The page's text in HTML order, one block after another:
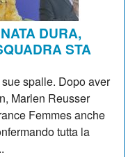
DURA,
STA
spalle. Dopo aver
Marlen Reusser
Femmes anche
tutta la